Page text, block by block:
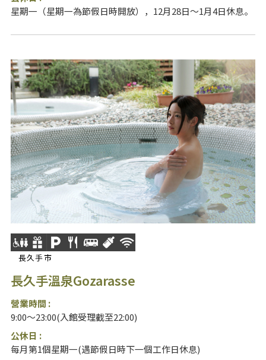
星期一（星期一為節假日時開放），12月28日～1月4日休息。
長久手市
長久手溫泉Gozarasse
營業時間 :
9:00～23:00(入館受理截至22:00)
公休日 :
每月第1個星期一(遇節假日時下一個工作日休息)